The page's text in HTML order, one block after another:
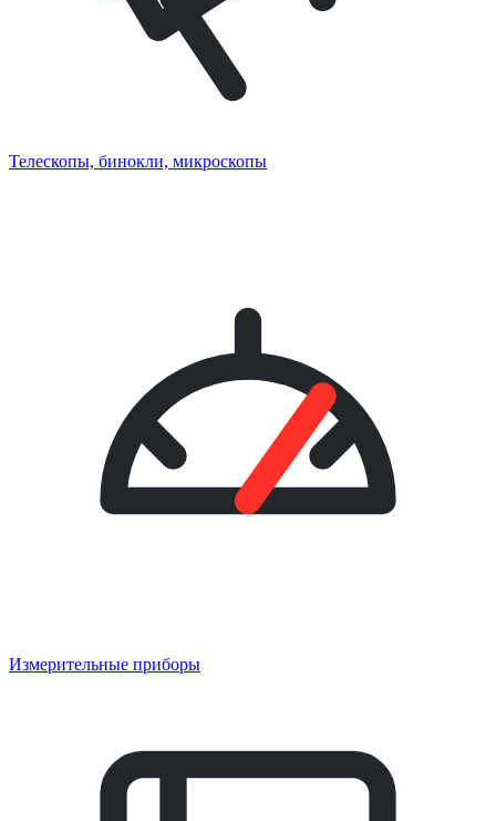
Телескопы, бинокли, микроскопы
Измерительные приборы